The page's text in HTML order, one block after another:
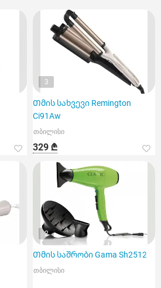
3
Თმის სახვევი Remington
Ci91Aw
თბილისი
329 ₾
2
Თმის საშრობი Gama Sh2512
თბილისი